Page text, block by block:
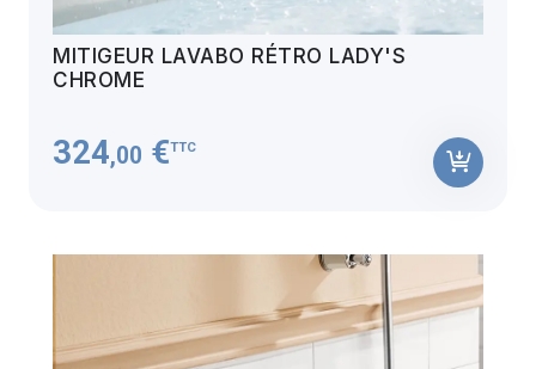
MITIGEUR LAVABO RÉTRO LADY'S
CHROME
324,00 €TTC